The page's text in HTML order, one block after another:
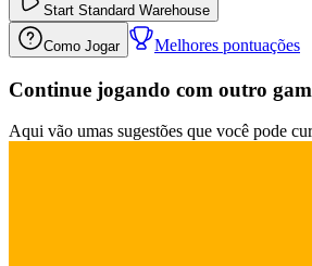
Start Standard Warehouse
Como Jogar Melhores pontuações
Continue jogando com outro
Aqui vão umas sugestões que você pode